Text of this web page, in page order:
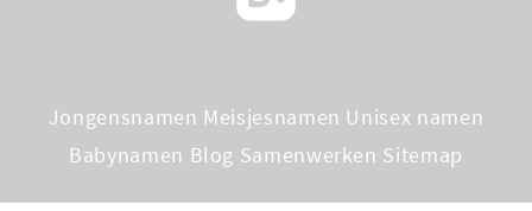
Jongensnamen Meisjesnamen Unisex namen
Babynamen Blog Samenwerken Sitemap